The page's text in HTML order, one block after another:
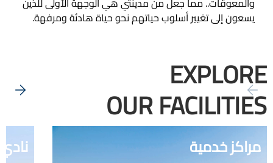
إلى تغيير أسلوب حياتهم نحو حياة هادئة ومرفهة.
OUR
خدمية نادي